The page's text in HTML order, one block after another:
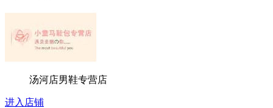
汤河店男鞋专营店
进入店铺